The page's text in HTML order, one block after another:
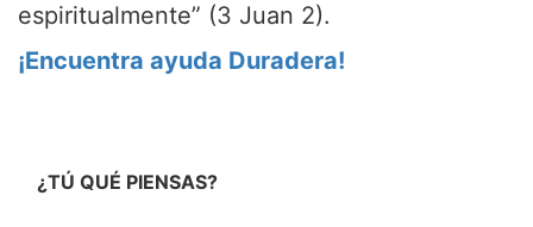
espiritualmente” (3 Juan 2).
¡Encuentra ayuda Duradera!
¿TÚ QUÉ PIENSAS?